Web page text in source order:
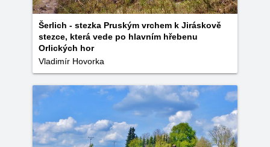
Šerlich - stezka Pruským vrchem k Jiráskově
stezce, která vede po hlavním hřebenu
Orlických hor
Vladimír Hovorka